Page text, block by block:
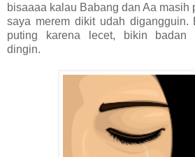
bisaaaa kalau Babang dan Aa masih
saya merem dikit udah digangguin.
puting karena lecet, bikin badan
dingin.